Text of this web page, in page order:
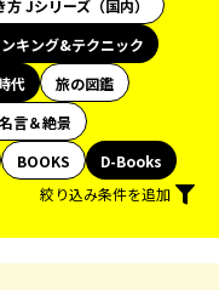
Jシリーズ（国内）
キング&テクニック
代
旅の図鑑
言＆絶景
BOOKS
D-Books
絞り込み条件を追加